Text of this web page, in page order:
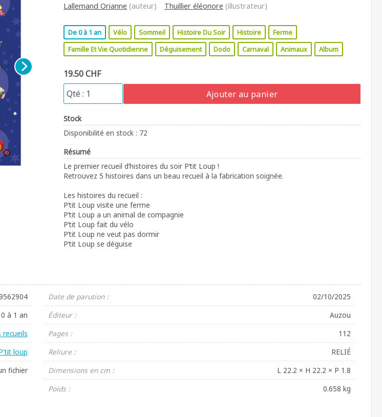
Lallemand Orianne (auteur) Thuillier éléonore (illustrateur)
De 0 à 1 an Vélo Sommeil Histoire Du Soir Histoire
Ferme
Famille Et Vie Quotidienne
Déguisement Dodo Carnaval Animaux Album
19.50 CHF
Ajouter au panier
Stock
Disponibilité en stock : 72
Résumé
Le premier recueil d’histoires du soir P’tit Loup !
Retrouvez 5 histoires dans un beau recueil à la fabrication soignée.
Les histoires du recueil :
P’tit Loup visite une ferme
P’tit Loup a un animal de compagnie
P’tit Loup fait du vélo
P’tit Loup ne veut pas dormir
P’tit Loup se déguise
à 1 an
recueils
loup
fichier
Date de parution :
02/10/2025
Éditeur :
Auzou
Pages :
112
Reliure :
RELIÉ
Dimensions en cm :
L 22.2 × H 22.2 × P 1.8
Poids :
0.658 kg